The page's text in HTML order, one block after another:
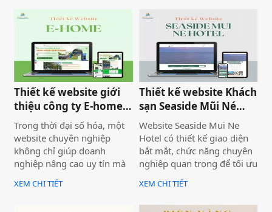
du lịch và thuê xe
màu xanh dương và đỏ làm
nổi bật lên những nội dung
chính của website.
Thiết kế website giới
thiệu công ty E-home
Bình Thuận
Trong thời đại số hóa, một
website chuyên nghiệp
không chỉ giúp doanh
nghiệp nâng cao uy tín mà
còn là công cụ tiếp cận
khách hàng hiệu quả. Dịch
XEM CHI TIẾT
Thiết kế website Khách
sạn Seaside Mũi Né
chuyên nghiệp
Website Seaside Mui Ne
Hotel có thiết kế giao diện
bắt mắt, chức năng chuyên
nghiệp quan trọng để tối ưu
trải nghiệm người dùng và
hỗ trợ hoạt động kinh
XEM CHI TIẾT